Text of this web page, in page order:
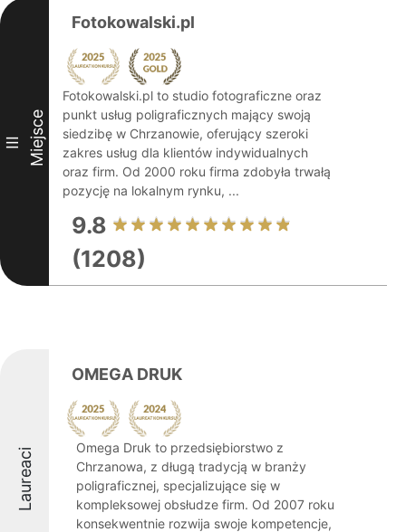
III Miejsce
Fotokowalski.pl
Fotokowalski.pl to studio fotograficzne oraz
punkt usług poligraficznych mający swoją
siedzibę w Chrzanowie, oferujący szeroki
zakres usług dla klientów indywidualnych
oraz firm. Od 2000 roku firma zdobyła trwałą
pozycję na lokalnym rynku, ...
9.8
(1208)
Laureaci
OMEGA DRUK
Omega Druk to przedsiębiorstwo z
Chrzanowa, z długą tradycją w branży
poligraficznej, specjalizujące się w
kompleksowej obsłudze firm. Od 2007 roku
konsekwentnie rozwija swoje kompetencje,